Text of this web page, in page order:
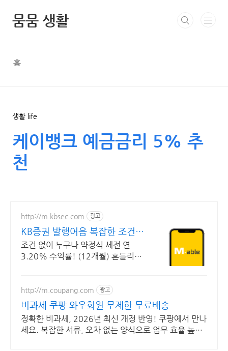
뭄뭄 생활
홈
생활 life
케이뱅크 예금금리 5% 추
천
http://m.kbsec.com 광고
KB증권 발행어음 복잡한 조건없
이 누구나
조건 없이 누구나 약정식 세전 연
3.20% 수익률! (12개월) 흔들리는
http://m.coupang.com 광고
비과세 쿠팡 와우회원 무제한 무료배송
정확한 비과세, 2026년 최신 개정 반영! 쿠팡에서 만나
세요. 복잡한 서류, 오차 없는 양식으로 업무 효율 높이